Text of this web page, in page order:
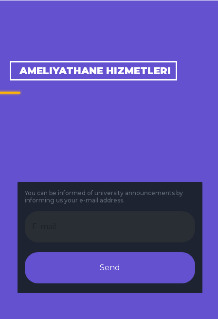
AMELIYATHANE HIZMETLERI
You can be informed of university announcements by
informing us your e-mail address.
Send